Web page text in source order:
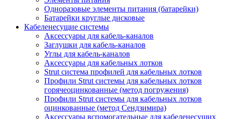
Одноразовые элементы питания (батарейки)
Батарейки круглые дисковые
Кабеленесущие системы
Аксессуары для кабель-каналов
Заглушки для кабель-каналов
Углы для кабель-каналов
Аксессуары для кабельных лотков
Strut система профилей для кабельных лотков
Профили Strut системы для кабельных лотков
горячеоцинкованные (метод погружения)
Профили Strut системы для кабельных лотков
оцинкованные (метод Сендзимира)
Аксессуары вспомогательные для кабеленесущих